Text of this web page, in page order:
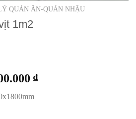
QUÁN ĂN-QUÁN NHẬU
1m2
₫Giá